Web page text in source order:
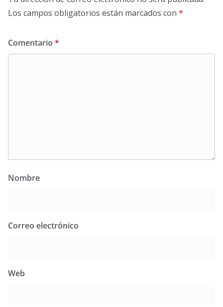
Los campos obligatorios están marcados con *
Comentario *
Nombre
Correo electrónico
Web